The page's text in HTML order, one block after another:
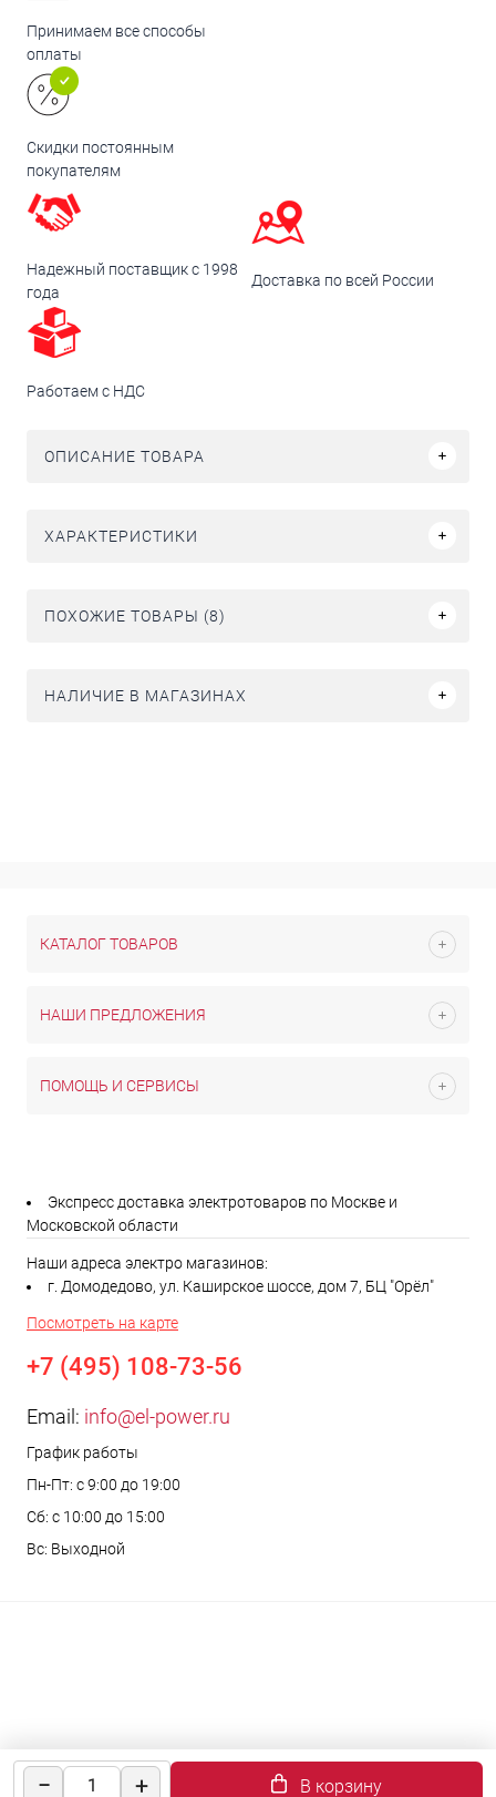
В корзину
Принимаем все способы
оплаты
Скидки постоянным
покупателям
Надежный поставщик с 1998
года
Доставка по всей России
Работаем с НДС
ОПИСАНИЕ ТОВАРА
ХАРАКТЕРИСТИКИ
ПОХОЖИЕ ТОВАРЫ (8)
НАЛИЧИЕ В МАГАЗИНАХ
КАТАЛОГ ТОВАРОВ
НАШИ ПРЕДЛОЖЕНИЯ
ПОМОЩЬ И СЕРВИСЫ
Экспресс доставка электротоваров по Москве и
Московской области
Наши адреса электро магазинов:
г. Домодедово, ул. Каширское шоссе, дом 7, БЦ "Орёл"
Посмотреть на карте
+7 (495) 108-73-56
Email: info@el-power.ru
График работы
Пн-Пт: с 9:00 до 19:00
Сб: с 10:00 до 15:00
Вс: Выходной